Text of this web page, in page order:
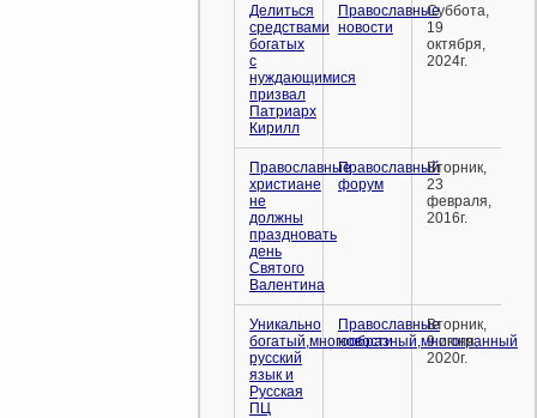
Делиться
средствами
богатых
с
нуждающимися
призвал
Патриарх
Кирилл
Православные
новости
Суббота,
19
октября,
2024г.
Православные
христиане
не
должны
праздновать
день
Святого
Валентина
Православный
форум
Вторник,
23
февраля,
2016г.
Уникально
богатый,многообразный,многогранный
русский
язык и
Русская
ПЦ
Православные
новости
Вторник,
9 июня,
2020г.